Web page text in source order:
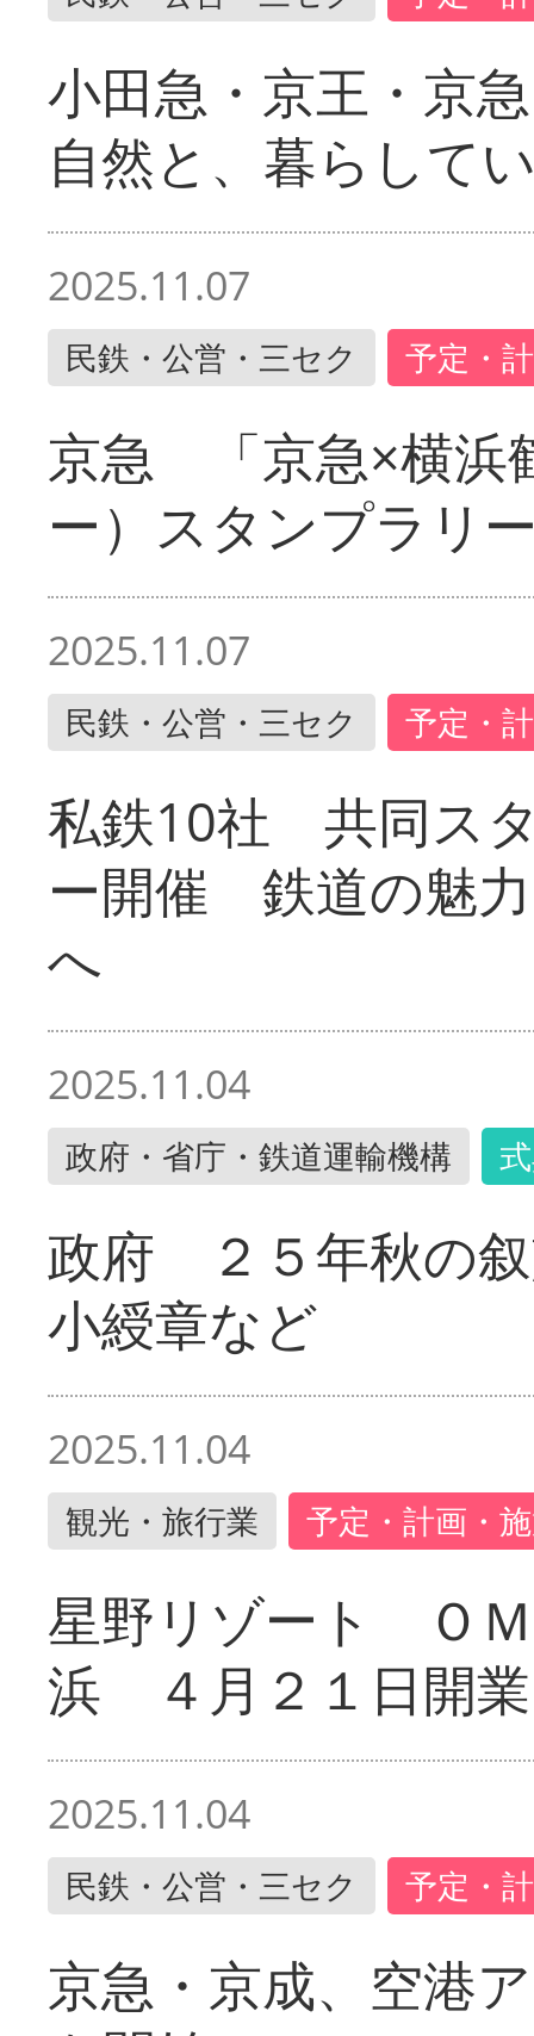
小田急・京王・京
自然と、暮らして
2025.11.07
民鉄・公営・三セク 予定・
京急 「京急×横浜
ー）スタンプラリ
2025.11.07
民鉄・公営・三セク 予定・
私鉄10社 共同ス
ー開催 鉄道の魅
へ
2025.11.04
政府・省庁・鉄道運輸機構
政府 ２５年秋の
小綬章など
2025.11.04
観光・旅行業 予定・計画・
星野リゾート Ｏ
浜 ４月２１日開業
2025.11.04
民鉄・公営・三セク 予定・
京急・京成、空港